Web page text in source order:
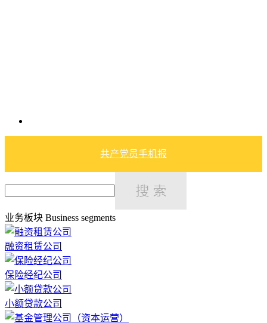
共产党员手机报
业务板块 Business segments
融资租赁公司
保险经纪公司
小额贷款公司